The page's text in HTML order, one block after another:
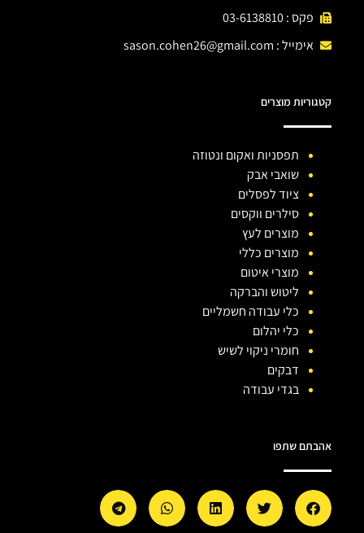
פקס : 03-6138810
אימייל : sason.cohen26@gmail.com
קטגוריות מוצרים
תפסניות ואקום ונטוזה
שואבי אבק
ציוד לפסלים
סילרים ווקסים
מוצרים לעץ
מוצרים כללי
מוצרי איטום
ליטוש והברקה
כלי עבודה חשמליים
כלי יהלום
חומרי ניקוי לשיש
דבקים
בגדי עבודה
אהבתם שתפו